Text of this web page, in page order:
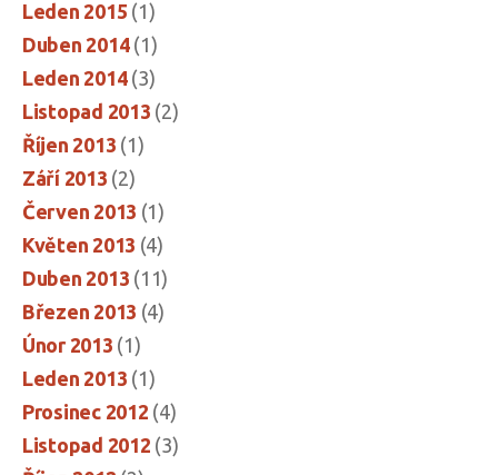
Leden 2015 (1)
Duben 2014(1)
Leden 2014(3)
Listopad 2013 (2)
Říjen 2013 (1)
Září 2013 (2)
Červen 2013 (1)
Květen 2013 (4)
Duben 2013 (11)
Březen 2013 (4)
Únor 2013 (1)
Leden 2013 (1)
Prosinec 2012 (4)
Listopad 2012 (3)